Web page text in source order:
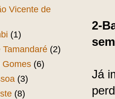
2-
Já
Vicente de
(1)
Tamandaré (2)
Gomes (6)
(3)
(8)